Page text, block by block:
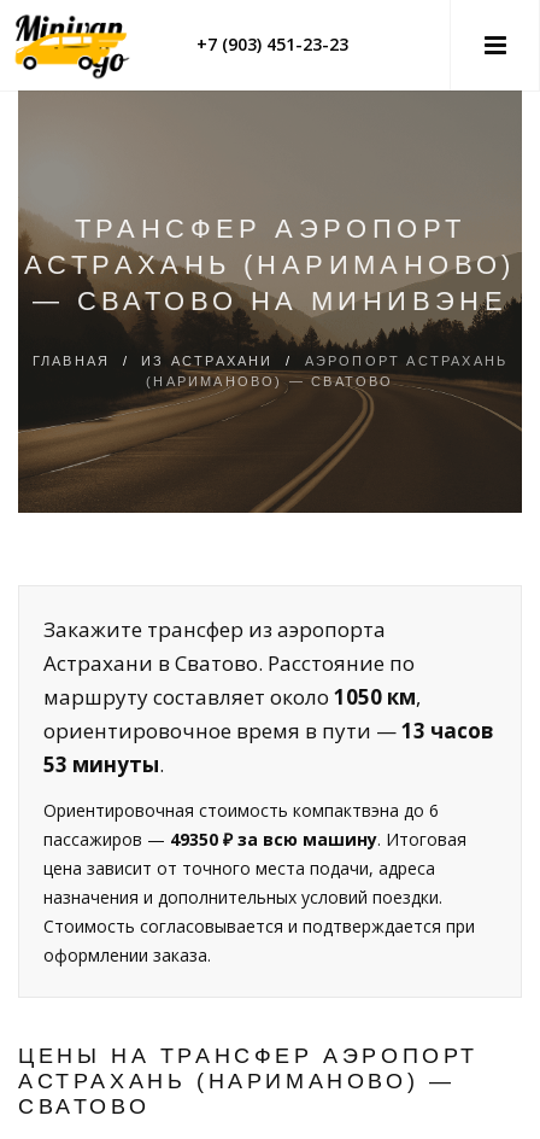
+7 (903) 451-23-23
ТРАНСФЕР АЭРОПОРТ
АСТРАХАНЬ (НАРИМАНОВО)
— СВАТОВО НА МИНИВЭНЕ
ГЛАВНАЯ / ИЗ АСТРАХАНИ / АЭРОПОРТ АСТРАХАНЬ
(НАРИМАНОВО) — СВАТОВО
Закажите трансфер из аэропорта
Астрахани в Сватово. Расстояние по
маршруту составляет около 1050 км,
ориентировочное время в пути —13 часов
53 минуты.
Ориентировочная стоимость компактвэна до 6
пассажиров — 49350 ₽ за всю машину. Итоговая
цена зависит от точного места подачи, адреса
назначения и дополнительных условий поездки.
Стоимость согласовывается и подтверждается при
оформлении заказа.
ЦЕНЫ НА ТРАНСФЕР АЭРОПОРТ
АСТРАХАНЬ (НАРИМАНОВО) —
СВАТОВО